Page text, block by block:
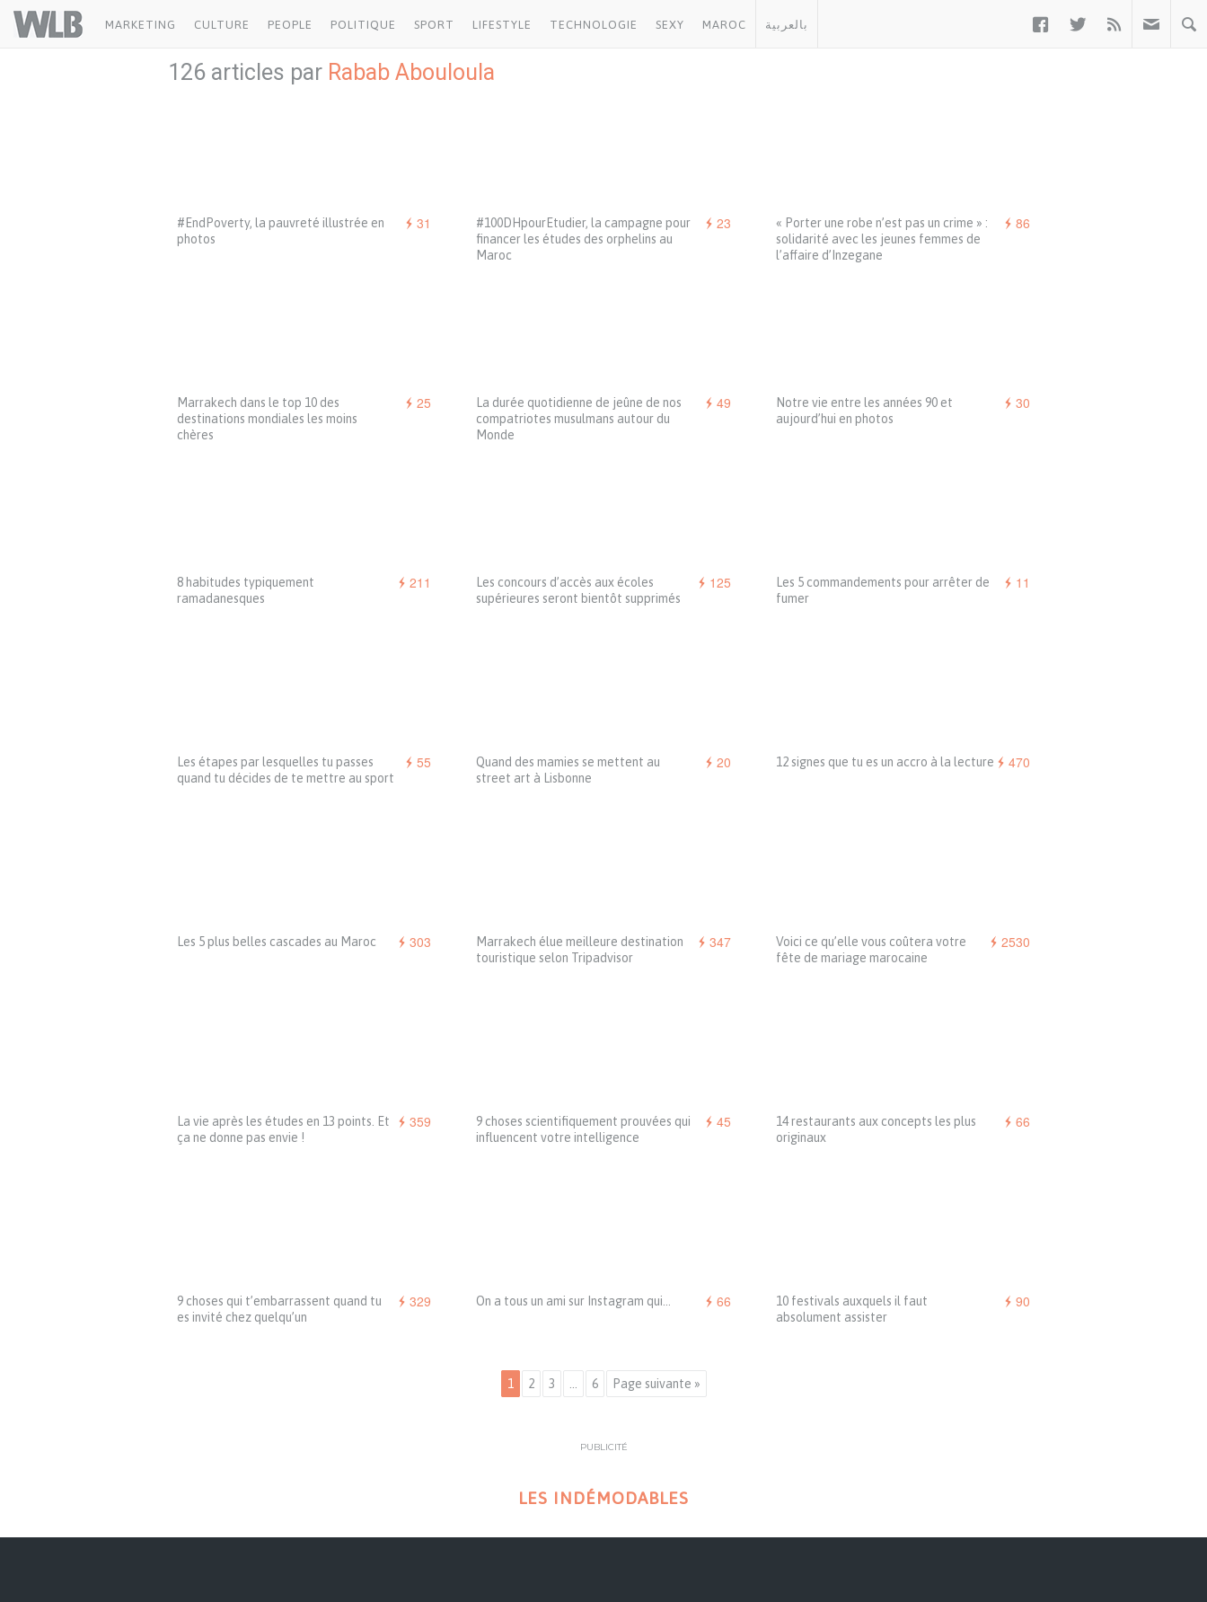
Welovebuzz
MARKETING CULTURE PEOPLE POLITIQUE SPORT LIFESTYLE TECHNOLOGIE SEXY MAROC بالعربية   
126 articles par Rabab Abouloula
31
#EndPoverty, la pauvreté illustrée en
photos
23
#100DHpourEtudier, la campagne pour
financer les études des orphelins au
Maroc
86
« Porter une robe n’est pas un crime » :
solidarité avec les jeunes femmes de
l’affaire d’Inzegane
25
Marrakech dans le top 10 des
destinations mondiales les moins
chères
49
La durée quotidienne de jeûne de nos
compatriotes musulmans autour du
Monde
30
Notre vie entre les années 90 et
aujourd’hui en photos
211
8 habitudes typiquement
ramadanesques
125
Les concours d’accès aux écoles
supérieures seront bientôt supprimés
11
Les 5 commandements pour arrêter de
fumer
55
Les étapes par lesquelles tu passes
quand tu décides de te mettre au sport
20
Quand des mamies se mettent au
street art à Lisbonne
470
12 signes que tu es un accro à la lecture
303
Les 5 plus belles cascades au Maroc 347
Marrakech élue meilleure destination
touristique selon Tripadvisor
2530
Voici ce qu’elle vous coûtera votre
fête de mariage marocaine
359
La vie après les études en 13 points. Et
ça ne donne pas envie !
45
9 choses scientifiquement prouvées qui
influencent votre intelligence
66
14 restaurants aux concepts les plus
originaux
329
9 choses qui t’embarrassent quand tu
es invité chez quelqu’un
66
On a tous un ami sur Instagram qui… 90
10 festivals auxquels il faut
absolument assister
1 2 3 6 Page suivante »
PUBLICITÉ
LES INDÉMODABLES